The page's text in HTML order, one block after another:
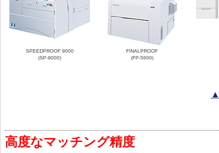
SPEEDPROOF 9000
(SP-9000)
FINALPROOF
(FP-5600)
高度なマッチング精度